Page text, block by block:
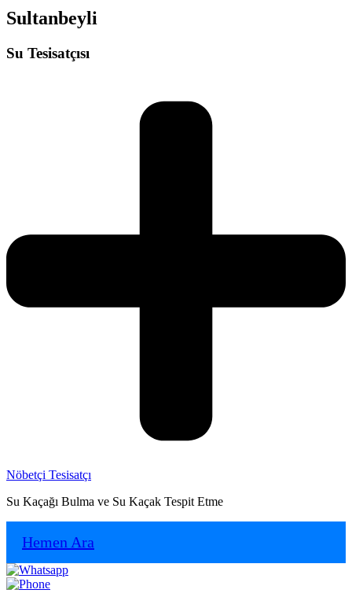
Sultanbeyli
Su Tesisatçısı
Nöbetçi Tesisatçı
Su Kaçağı Bulma ve Su Kaçak Tespit Etme
Hemen Ara